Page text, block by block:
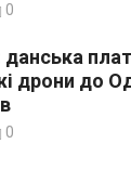
0
данська
дрони до
0